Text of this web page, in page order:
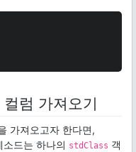
럼 가져오기
가져오고자 한다면,
드는 하나의 stdClass 객